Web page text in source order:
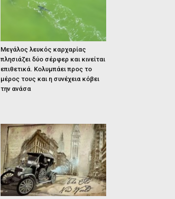
Μεγάλος λευκός καρχαρίας
πλησιάζει δύο σέρφερ και κινείται
επιθετικά. Κολυμπάει προς το
μέρος τους και η συνέχεια κόβει
την ανάσα